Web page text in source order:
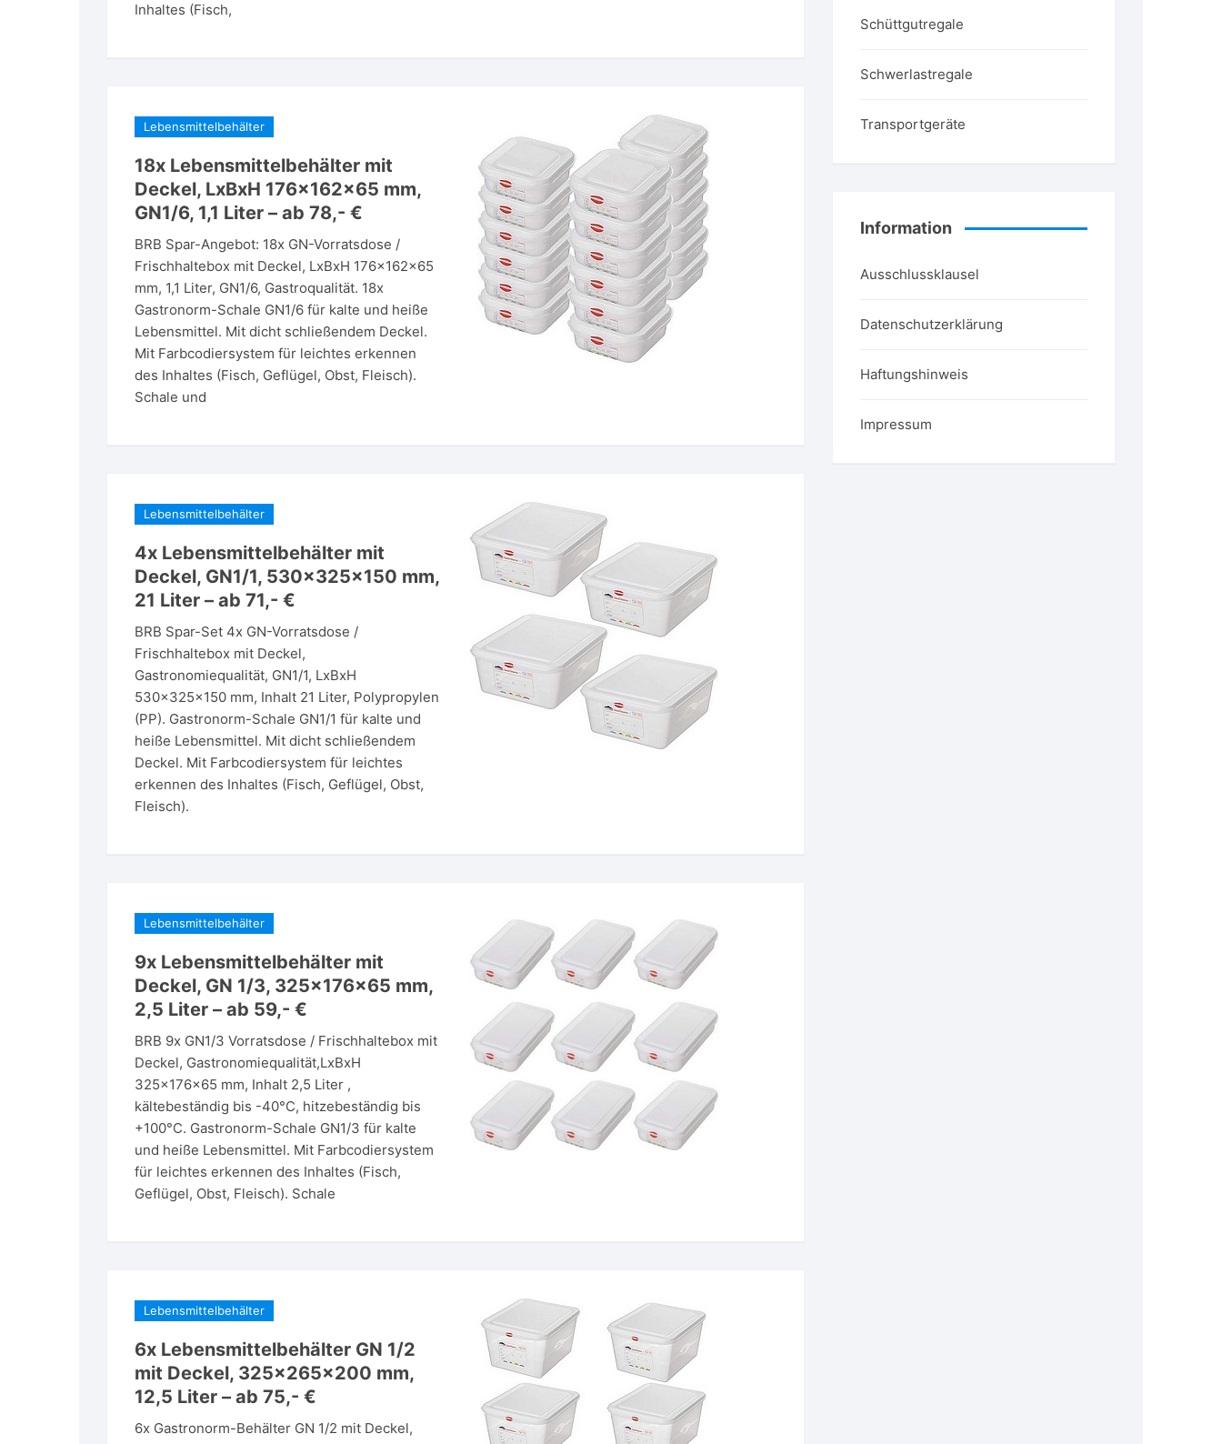
Inhaltes (Fisch,
Lebensmittelbehälter
18x Lebensmittelbehälter mit
Deckel, LxBxH 176x162x65 mm,
GN1/6, 1,1 Liter – ab 78,- €
BRB Spar-Angebot: 18x GN-Vorratsdose /
Frischhaltebox mit Deckel, LxBxH 176x162x65
mm, 1,1 Liter, GN1/6, Gastroqualität. 18x
Gastronorm-Schale GN1/6 für kalte und heiße
Lebensmittel. Mit dicht schließendem Deckel.
Mit Farbcodiersystem für leichtes erkennen
des Inhaltes (Fisch, Geflügel, Obst, Fleisch).
Schale und
Lebensmittelbehälter
4x Lebensmittelbehälter mit
Deckel, GN1/1, 530x325x150 mm,
21 Liter – ab 71,- €
BRB Spar-Set 4x GN-Vorratsdose /
Frischhaltebox mit Deckel,
Gastronomiequalität, GN1/1, LxBxH
530x325x150 mm, Inhalt 21 Liter, Polypropylen
(PP). Gastronorm-Schale GN1/1 für kalte und
heiße Lebensmittel. Mit dicht schließendem
Deckel. Mit Farbcodiersystem für leichtes
erkennen des Inhaltes (Fisch, Geflügel, Obst,
Fleisch).
Lebensmittelbehälter
9x Lebensmittelbehälter mit
Deckel, GN 1/3, 325x176x65 mm,
2,5 Liter – ab 59,- €
BRB 9x GN1/3 Vorratsdose / Frischhaltebox mit
Deckel, Gastronomiequalität,LxBxH
325x176x65 mm, Inhalt 2,5 Liter ,
kältebeständig bis -40°C, hitzebeständig bis
+100°C. Gastronorm-Schale GN1/3 für kalte
und heiße Lebensmittel. Mit Farbcodiersystem
für leichtes erkennen des Inhaltes (Fisch,
Geflügel, Obst, Fleisch). Schale
Lebensmittelbehälter
6x Lebensmittelbehälter GN 1/2
mit Deckel, 325x265x200 mm,
12,5 Liter – ab 75,- €
6x Gastronorm-Behälter GN 1/2 mit Deckel,
Schüttgutregale
Schwerlastregale
Transportgeräte
Information
Ausschlussklausel
Datenschutzerklärung
Haftungshinweis
Impressum